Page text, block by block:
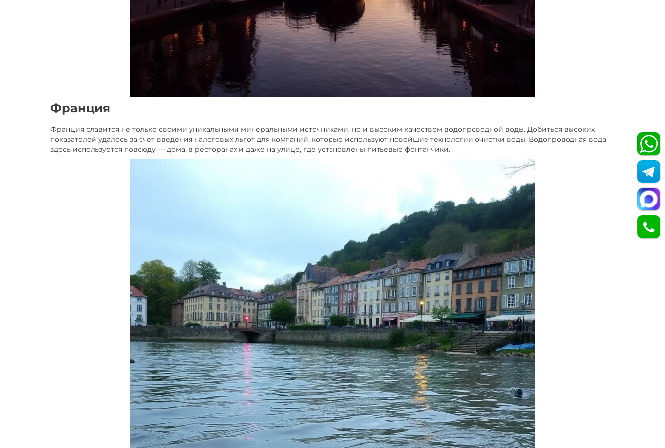
Франция
Франция славится не только своими уникальными минеральными источниками, но и высоким качеством водопроводной воды. Добиться высоких
показателей удалось за счет введения налоговых льгот для компаний, которые используют новейшие технологии очистки воды. Водопроводная вода
здесь используется повсюду — дома, в ресторанах и даже на улице, где установлены питьевые фонтанчики.